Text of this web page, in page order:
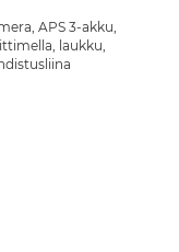
APS 3-akku,
laukku,